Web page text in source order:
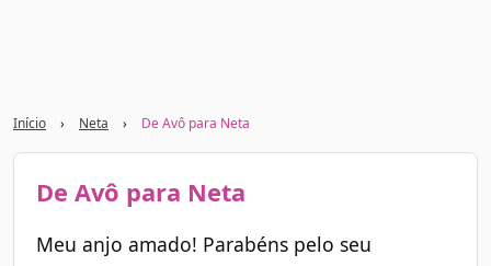
Início › Neta › De Avô para Neta
De Avô para Neta
Meu anjo amado! Parabéns pelo seu